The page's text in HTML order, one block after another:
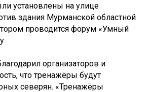
установлены на улице
здания Мурманской областной
проводится форум «Умный
организаторов и
что тренажёры будут
северян. «Тренажёры